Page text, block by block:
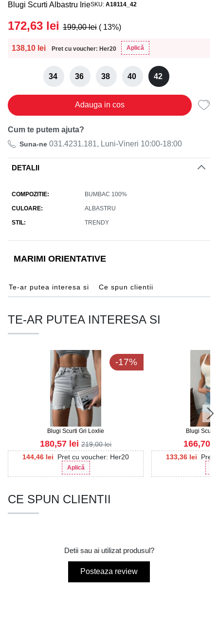
Blugi Scurti Albastru IrieSKU A18114_42
138,10 lei Pret cu voucher: Her20 Aplică
172,63 lei 199,00lei ( 13%)
34 36 38 40 42
Adauga in cos
Cum te putem ajuta?
Suna-ne 031.4231.181, Luni-Vineri 10:00-18:00
DETALII
COMPOZITIE BUMBAC 100%
CULOARE ALBASTRU
STIL TRENDY
MARIMI ORIENTATIVE
Te-ar putea interesa si Ce spun clientii
TE-AR PUTEA INTERESA SI
-17%
Blugi Scurti Gri Loxlie
144,46 lei Pret cu voucher: Her20
Aplică
180,57 lei 219,00lei
Blugi Scurti
133,36 lei Pret
166,70
CE SPUN CLIENTII
Detii sau ai utilizat produsul?
Posteaza review